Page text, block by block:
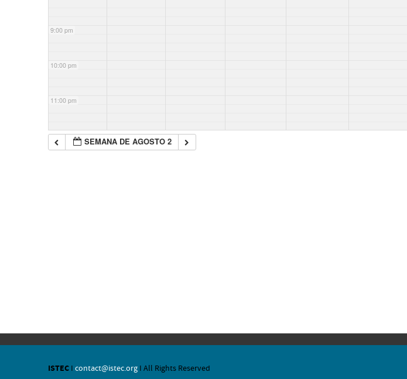
9:00 pm
10:00 pm
11:00 pm
SEMANA DE AGOSTO 2
ISTEC I contact@istec.org I All Rights Reserved